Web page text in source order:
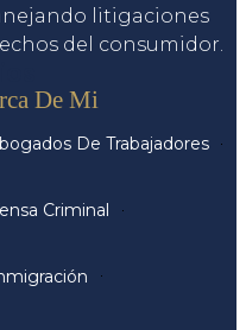
litigaciones
del consumidor.
De Mi
De Trabajadores
Criminal